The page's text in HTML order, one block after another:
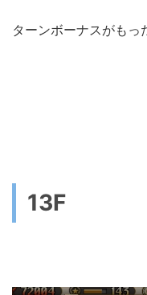
ターンボーナスがもっ
13F